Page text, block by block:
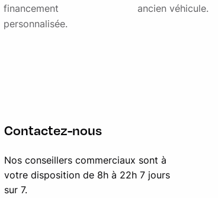
financement
personnalisée.
ancien véhicule.
Contactez-nous
Nos conseillers commerciaux sont à
votre disposition de 8h à 22h 7 jours
sur 7.